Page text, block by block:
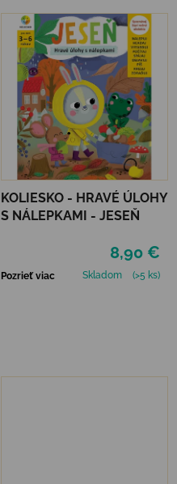
KOLIESKO - HRAVÉ ÚLOHY
S NÁLEPKAMI - JESEŇ
8,90 €
Pozrieť viac Skladom (>5 ks)